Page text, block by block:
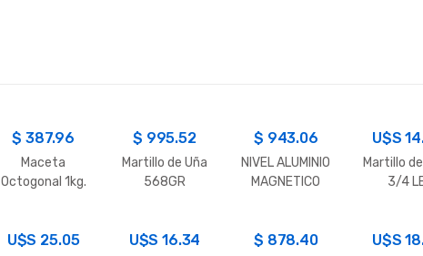
$ 387.96
Maceta
Octogonal 1kg.
$ 995.52
Martillo de Uña
568GR
acero
$ 943.06
NIVEL ALUMINIO
MAGNETICO
U$S
Martillo
3/4
U$S 25.05 U$S16.34 $ 878.40 U$S